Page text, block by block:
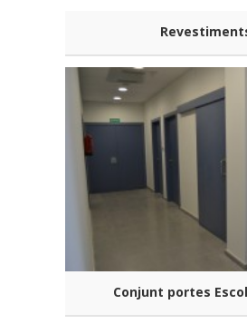
Conjunt portes